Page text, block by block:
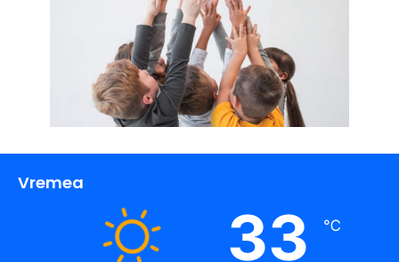
Vremea
33 ℃